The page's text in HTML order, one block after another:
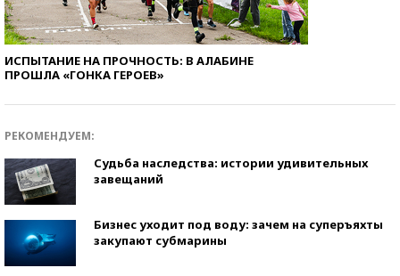
ИСПЫТАНИЕ НА ПРОЧНОСТЬ: В АЛАБИНЕ
ПРОШЛА «ГОНКА ГЕРОЕВ»
РЕКОМЕНДУЕМ:
Судьба наследства: истории удивительных
завещаний
Бизнес уходит под воду: зачем на суперъяхты
закупают субмарины